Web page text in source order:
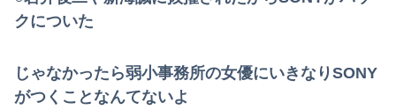
クについた
じゃなかったら弱小事務所の女優にいきなりSONY
がつくことなんてないよ